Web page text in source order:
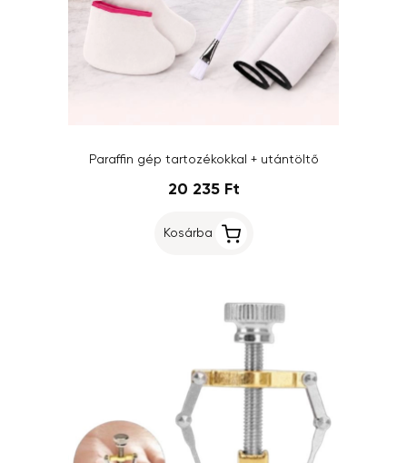
Paraffin gép tartozékokkal + utántöltő
20 235 Ft
Kosárba